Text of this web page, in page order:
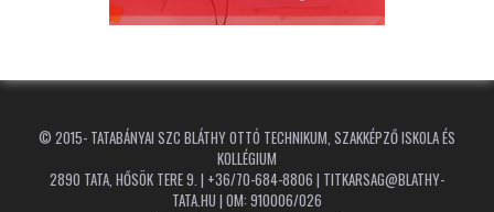
© 2015- TATABÁNYAI SZC BLÁTHY OTTÓ TECHNIKUM, SZAKKÉPZŐ ISKOLA ÉS
KOLLÉGIUM
2890 TATA, HŐSÖK TERE 9. | +36/70-684-8806 | TITKARSAG@BLATHY-
TATA.HU | OM: 910006/026